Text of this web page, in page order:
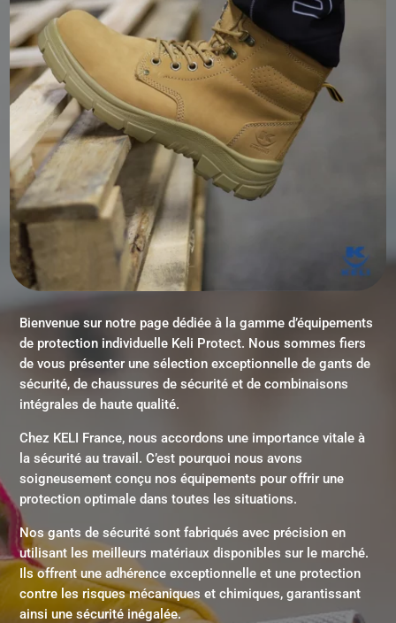
Bienvenue sur notre page dédiée à la gamme d’équipements
de protection individuelle Keli Protect. Nous sommes fiers
de vous présenter une sélection exceptionnelle de gants de
sécurité, de chaussures de sécurité et de combinaisons
intégrales de haute qualité.
Chez KELI France, nous accordons une importance vitale à
la sécurité au travail. C’est pourquoi nous avons
soigneusement conçu nos équipements pour offrir une
protection optimale dans toutes les situations.
Nos gants de sécurité sont fabriqués avec précision en
utilisant les meilleurs matériaux disponibles sur le marché.
Ils offrent une adhérence exceptionnelle et une protection
contre les risques mécaniques et chimiques, garantissant
ainsi une sécurité inégalée.